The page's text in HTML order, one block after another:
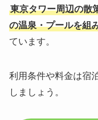
東京タワー周辺の散
の温泉・プールを組
ています。
利用条件や料金は宿
しましょう。